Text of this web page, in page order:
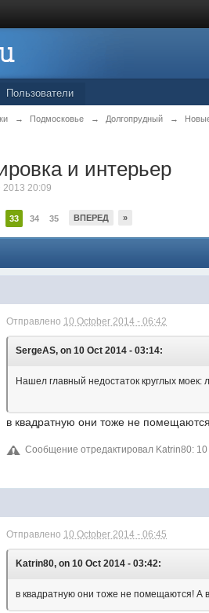
Пользователи
→ Подмосковье → Долгопрудный →
и интерьер
2013 20:09
33 34 35 ВПЕРЕД »
Отправлено 10 October 2014 - 06:42
SergeAS, on 10 Oct 2014 - 03:14:
Нашел главный недостаток круглых
в квадратную они тоже не
Сообщение отредактировал Katrin80:
Отправлено 10 October 2014 - 06:45
Katrin80, on 10 Oct 2014 - 03:42:
в квадратную они тоже не помещаются! А